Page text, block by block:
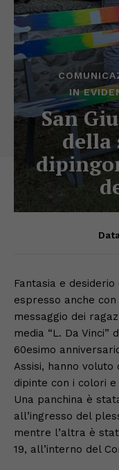
IN
San
della
Fantasia e
espresso anche
messaggio dei
media “L. Da Vinci”
60esimo
Assisi, hanno
dipinte con i colori
Una panchina è
all’ingresso del
mentre l’altra è
19, all’interno del